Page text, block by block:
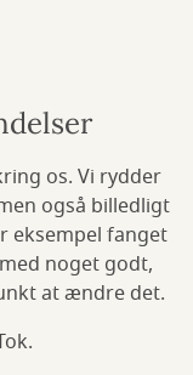
os. Vi rydder
også billedligt
eksempel fanget
noget godt,
at ændre det.